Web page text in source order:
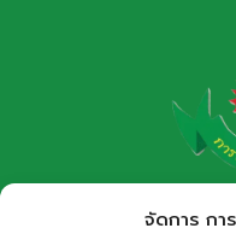
จัดการ กา
โรงเรียนกาฬสินธุ์พิทยาส